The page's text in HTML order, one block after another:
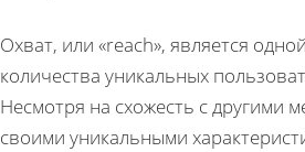
Охват, или «reach», является
количества уникальных
Несмотря на схожесть с другими
своими уникальными